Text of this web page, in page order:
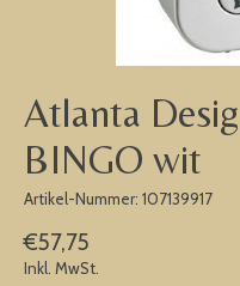
Atlanta
BINGO wit
Artikel-Nummer: 107139917
€57,75
Inkl. MwSt.